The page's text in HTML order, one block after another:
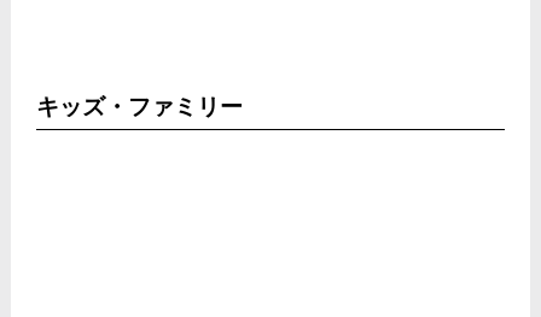
キッズ・ファミリー